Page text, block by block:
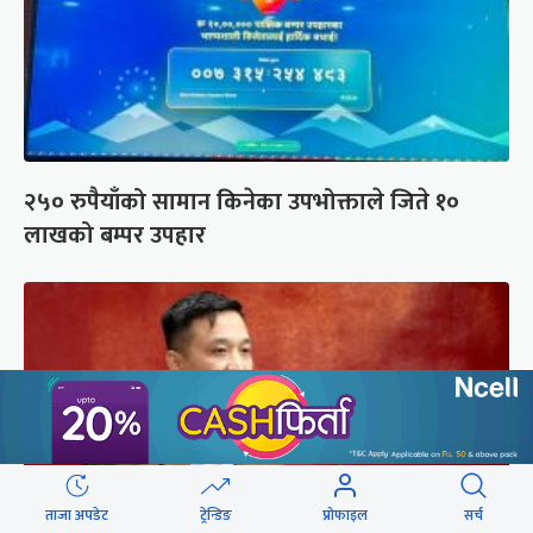
२५० रुपैयाँको सामान किनेका उपभोक्ताले जिते १०
लाखको बम्पर उपहार
ताजा अपडेट ट्रेन्डिङ प्रोफाइल सर्च